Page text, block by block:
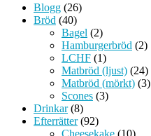
Blogg (26)
Bröd (40)
Bagel (2)
Hamburgerbröd (2)
LCHF (1)
Matbröd (ljust) (24)
Matbröd (mörkt) (3)
Scones (3)
Drinkar(8)
Efterrätter(92)
Cheesekake (10)